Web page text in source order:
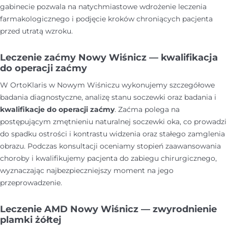
gabinecie pozwala na natychmiastowe wdrożenie leczenia
farmakologicznego i podjęcie kroków chroniących pacjenta
przed utratą wzroku.
Leczenie zaćmy Nowy Wiśnicz — kwalifikacja
do operacji zaćmy
W OrtoKlaris w Nowym Wiśniczu wykonujemy szczegółowe
badania diagnostyczne, analizę stanu soczewki oraz badania i
kwalifikacje do operacji zaćmy. Zaćma polega na
postępującym zmętnieniu naturalnej soczewki oka, co prowadzi
do spadku ostrości i kontrastu widzenia oraz stałego zamglenia
obrazu. Podczas konsultacji oceniamy stopień zaawansowania
choroby i kwalifikujemy pacjenta do zabiegu chirurgicznego,
wyznaczając najbezpieczniejszy moment na jego
przeprowadzenie.
Leczenie AMD Nowy Wiśnicz — zwyrodnienie
plamki żółtej